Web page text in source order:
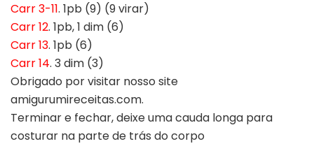
Carr 3-11. 1pb (9) (9 virar)
Carr 12. 1pb, 1 dim (6)
Carr 13. 1pb (6)
Carr 14. 3 dim (3)
Obrigado por visitar nosso site
amigurumireceitas.com.
Terminar e fechar, deixe uma cauda longa para
costurar na parte de trás do corpo